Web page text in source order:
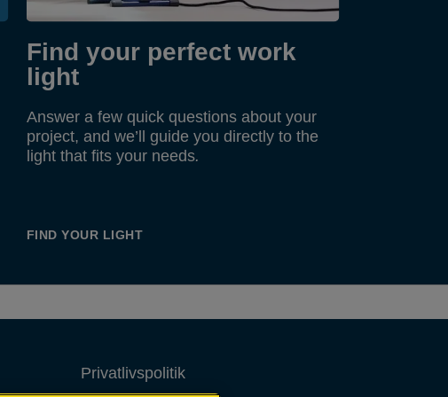
Find your perfect work
light
Answer a few quick questions about your
project, and we’ll guide you directly to the
light that fits your needs.
FIND YOUR LIGHT
Privatlivspolitik